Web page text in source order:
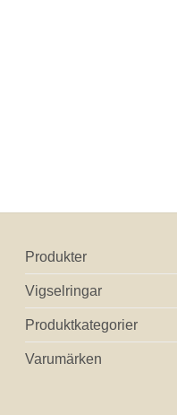
Produkter
Vigselringar
Produktkategorier
Varumärken